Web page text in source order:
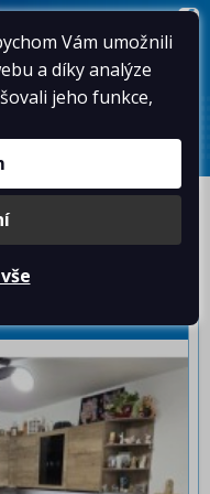
KONTAKTY
NOVINKY
AKTUÁLNĚ
O NÁS
Vám umožnili
a díky analýze
jeho funkce,